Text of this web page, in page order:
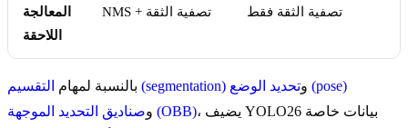
المعالجة
اللاحقة
NMS + تصفية الثقة تصفية الثقة فقط
بالنسبة لمهام التقسيم (segmentation) و تحديد الوضع (pose)
و صناديق التحديد الموجهة (OBB)، يضيف YOLO26 بيانات خاصة